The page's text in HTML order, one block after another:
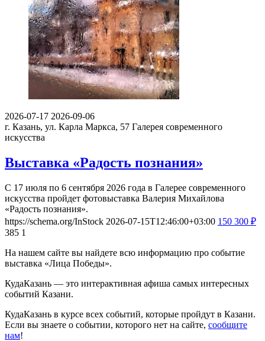
2026-07-17 2026-09-06
г. Казань, ул. Карла Маркса, 57 Галерея современного
искусства
Выставка «Радость познания»
С 17 июля по 6 сентября 2026 года в Галерее современного
искусства пройдет фотовыставка Валерия Михайлова
«Радость познания».
https://schema.org/InStock 2026-07-15T12:46:00+03:00 150 300 ₽
385 1
На нашем сайте вы найдете всю информацию про событие
выставка «Лица Победы».
КудаКазань — это интерактивная афиша самых интересных
событий Казани.
КудаКазань в курсе всех событий, которые пройдут в Казани.
Если вы знаете о событии, которого нет на сайте, сообщите
нам!